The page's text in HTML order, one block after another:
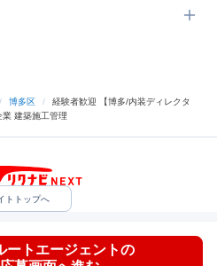
/ 博多区 /
経験者歓迎 【博多/内装ディレクタ
建築施工管理
ートエージェントの
トトップへ
お問い合わせ